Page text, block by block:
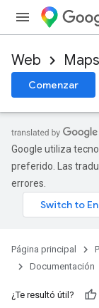
Web
Comenzar
Google utiliza
preferido. Las
errores.
Página principal
Documentación
¿Te resultó útil?